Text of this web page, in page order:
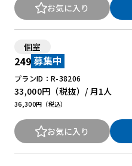
お気に入り
個室
249 募集中
プランID：R-38206
33,000円 （税抜）/ 月
36,300円（税込）
1人
お気に入り